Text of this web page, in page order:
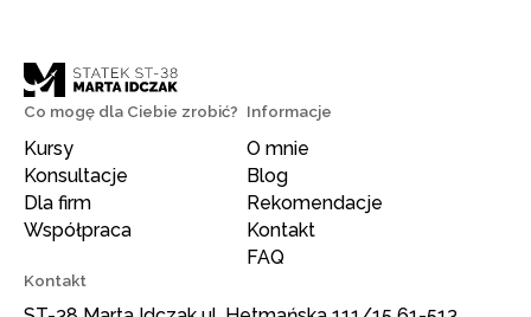
Co mogę dla Ciebie zrobić?
Kursy
Konsultacje
Dla firm
Współpraca
Informacje
O mnie
Blog
Rekomendacje
Kontakt
FAQ
Kontakt